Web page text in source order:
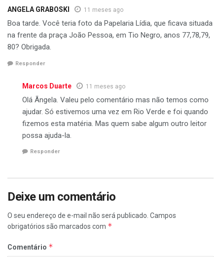
ANGELA GRABOSKI 11 meses ago
Boa tarde. Você teria foto da Papelaria Lídia, que ficava situada
na frente da praça João Pessoa, em Tio Negro, anos 77,78,79,
80? Obrigada.
Responder
Marcos Duarte 11 meses ago
Olá Ãngela. Valeu pelo comentário mas não temos como
ajudar. Só estivemos uma vez em Rio Verde e foi quando
fizemos esta matéria. Mas quem sabe algum outro leitor
possa ajuda-la.
Responder
Deixe um comentário
O seu endereço de e-mail não será publicado. Campos
obrigatórios são marcados com *
Comentário *